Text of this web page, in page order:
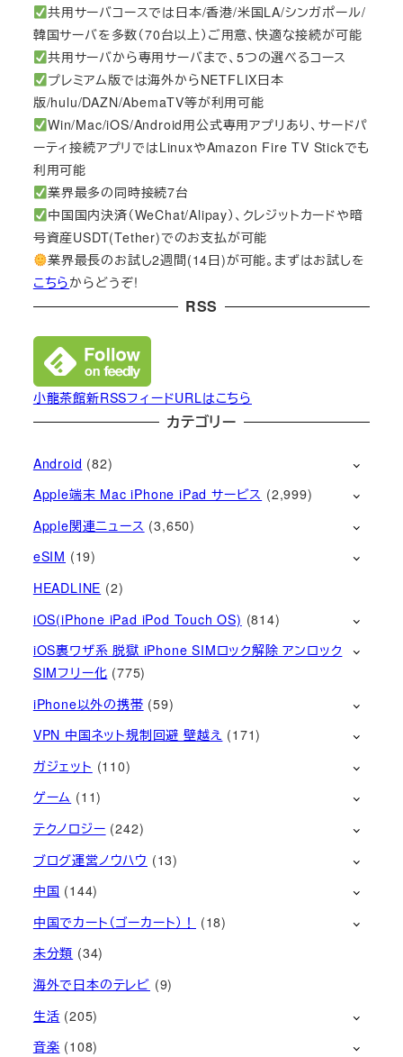
共用サーバコースでは日本/香港/米国LA/シンガポール/
韓国サーバを多数（70台以上）ご用意、快適な接続が可能
共用サーバから専用サーバまで、5つの選べるコース
プレミアム版では海外からNETFLIX日本
版/hulu/DAZN/AbemaTV等が利用可能
Win/Mac/iOS/Android用公式専用アプリあり、サードパ
ーティ接続アプリではLinuxやAmazon Fire TV Stickでも
利用可能
業界最多の同時接続7台
中国国内決済（WeChat/Alipay）、クレジットカードや暗
号資産USDT(Tether)でのお支払が可能
業界最長のお試し2週間(14日)が可能。まずはお試しを
こちらからどうぞ!
RSS
小龍茶館新RSSフィードURLはこちら
カテゴリー
Android (82)
Apple端末 Mac iPhone iPad サービス (2,999)
Apple関連ニュース (3,650)
eSIM (19)
HEADLINE (2)
iOS(iPhone iPad iPod Touch OS) (814)
iOS裏ワザ系 脱獄 iPhone SIMロック解除 アンロック
SIMフリー化 (775)
iPhone以外の携帯 (59)
VPN 中国ネット規制回避 壁越え (171)
ガジェット (110)
ゲーム (11)
テクノロジー (242)
ブログ運営ノウハウ (13)
中国 (144)
中国でカート（ゴーカート）！
(18)
未分類 (34)
海外で日本のテレビ (9)
生活 (205)
音楽 (108)